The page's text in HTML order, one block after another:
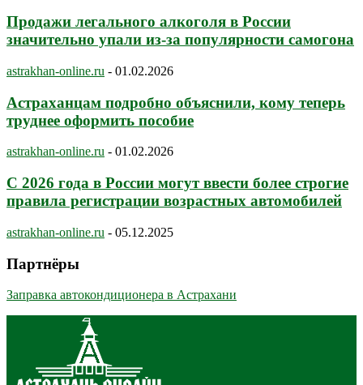
Продажи легального алкоголя в России
значительно упали из-за популярности самогона
astrakhan-online.ru - 01.02.2026
Астраханцам подробно объяснили, кому теперь
труднее оформить пособие
astrakhan-online.ru - 01.02.2026
С 2026 года в России могут ввести более строгие
правила регистрации возрастных автомобилей
astrakhan-online.ru - 05.12.2025
Партнёры
Заправка автокондиционера в Астрахани